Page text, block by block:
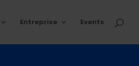
Entreprise Events